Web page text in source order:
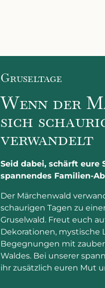
Gruseltage
Wenn der
sich
verwandelt
Seid dabei, schärft eure
spannendes Familien-
Der Märchenwald
schaurigen Tagen zu
Gruselwald. Freut euch
Dekorationen, mystische
Begegnungen mit
Waldes. Bei unserer
ihr zusätzlich euren Mut